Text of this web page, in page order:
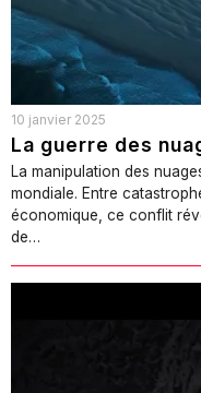
10 janvier 2025
La guerre des
La manipulation des
mondiale. Entre
économique, ce conflit
de…